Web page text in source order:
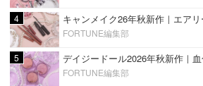
4
FORTUNE編集部
5
FORTUNE編集部